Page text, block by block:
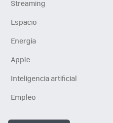
Streaming
Espacio
Energía
Apple
Inteligencia artificial
Empleo